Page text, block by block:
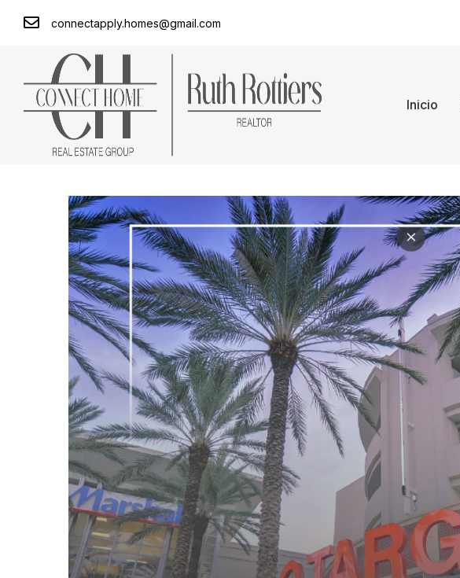
connectapply.homes@gmail.com
Inicio